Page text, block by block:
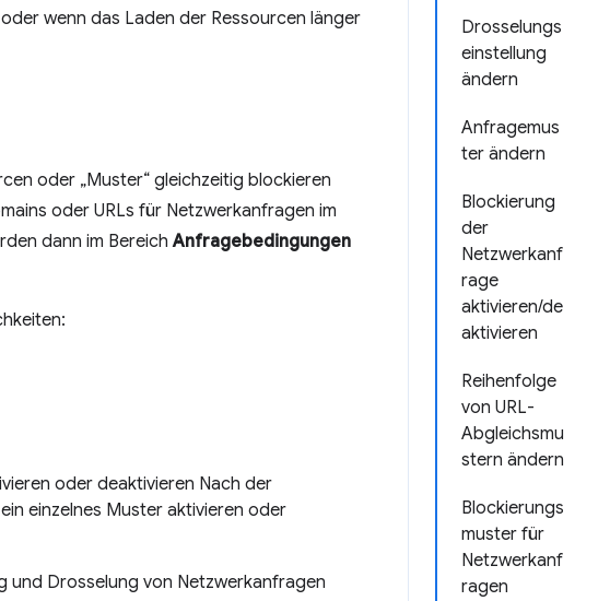
Drosselungs
einstellung
ändern
Anfragemus
ter ändern
Blockierung
der
Netzwerkanf
rage
aktivieren/de
aktivieren
Reihenfolge
von URL-
Abgleichsmu
stern ändern
Blockierungs
muster für
Netzwerkanf
ragen
wenn das Laden der Ressourcen länger
oder „Muster“ gleichzeitig blockieren
oder URLs für Netzwerkanfragen im
dann im BereichAnfragebedingungen
oder deaktivieren Nach der
einzelnes Muster aktivieren oder
und Drosselung von Netzwerkanfragen